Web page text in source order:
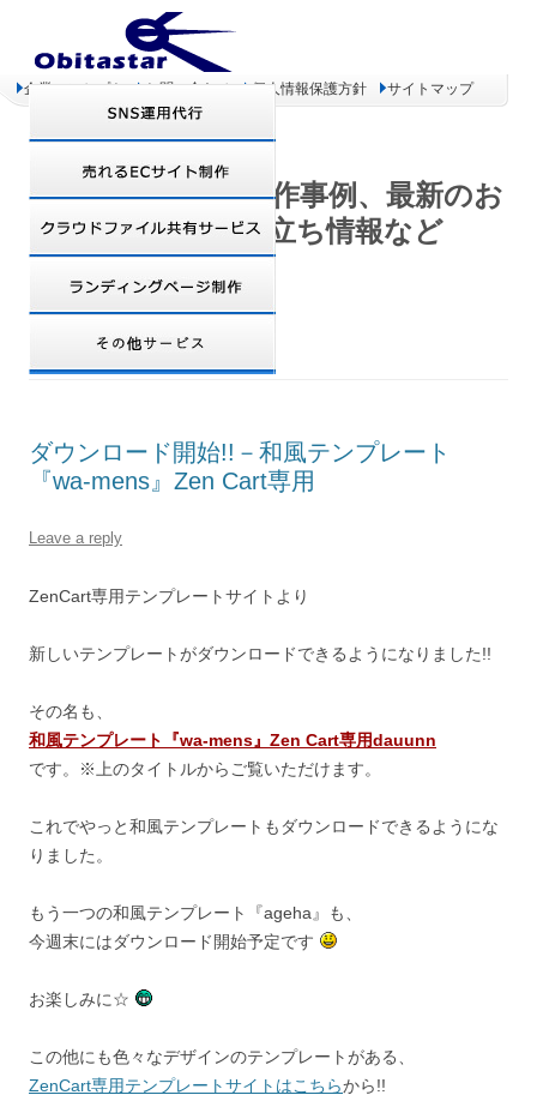
企業コンセプト お問い合わせ 個人情報保護方針 サイトマップ
オビタスター 制作事例、最新のお
得情報、お役立ち情報など
DAILY ARCHIVES:2008年7月8日
ダウンロード開始!!－和風テンプレート
『wa-mens』Zen Cart専用
Leave a reply
ZenCart専用テンプレートサイトより
新しいテンプレートがダウンロードできるようになりました!!
その名も、
和風テンプレート『wa-mens』Zen Cart専用dauunn
です。※上のタイトルからご覧いただけます。
これでやっと和風テンプレートもダウンロードできるようにな
りました。
もう一つの和風テンプレート『ageha』も、
今週末にはダウンロード開始予定です
お楽しみに☆
この他にも色々なデザインのテンプレートがある、
ZenCart専用テンプレートサイトはこちらから!!